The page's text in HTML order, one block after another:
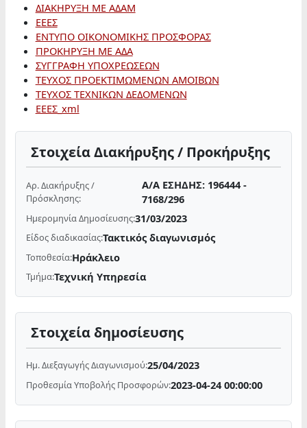
ΔΙΑΚΗΡΥΞΗ ΜΕ ΑΔΑΜ
ΕΕΕΣ
ΕΝΤΥΠΟ ΟΙΚΟΝΟΜΙΚΗΣ ΠΡΟΣΦΟΡΑΣ
ΠΡΟΚΗΡΥΞΗ ΜΕ ΑΔΑ
ΣΥΓΓΡΑΦΗ ΥΠΟΧΡΕΩΣΕΩΝ
ΤΕΥΧΟΣ ΠΡΟΕΚΤΙΜΩΜΕΝΩΝ ΑΜΟΙΒΩΝ
ΤΕΥΧΟΣ ΤΕΧΝΙΚΩΝ ΔΕΔΟΜΕΝΩΝ
ΕΕΕΣ_xml
Στοιχεία Διακήρυξης / Προκήρυξης
Αρ. Διακήρυξης /
Πρόσκλησης:
Α/Α ΕΣΗΔΗΣ: 196444 -
7168/296
Ημερομηνία Δημοσίευσης:31/03/2023
Είδος διαδικασίας:Τακτικός διαγωνισμός
Τοποθεσία:Ηράκλειο
Τμήμα:Τεχνική Υπηρεσία
Στοιχεία δημοσίευσης
Ημ. Διεξαγωγής Διαγωνισμού:25/04/2023
Προθεσμία Υποβολής Προσφορών:2023-04-24 00:00:00